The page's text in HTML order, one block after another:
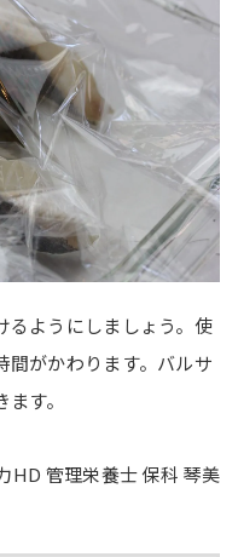
るようにしましょう。使
間がかわります。バルサ
す。
HD 管理栄養士 保科 琴美